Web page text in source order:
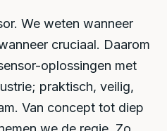
We weten wanneer
cruciaal. Daarom
oplossingen met
praktisch, veilig,
Van concept tot diep